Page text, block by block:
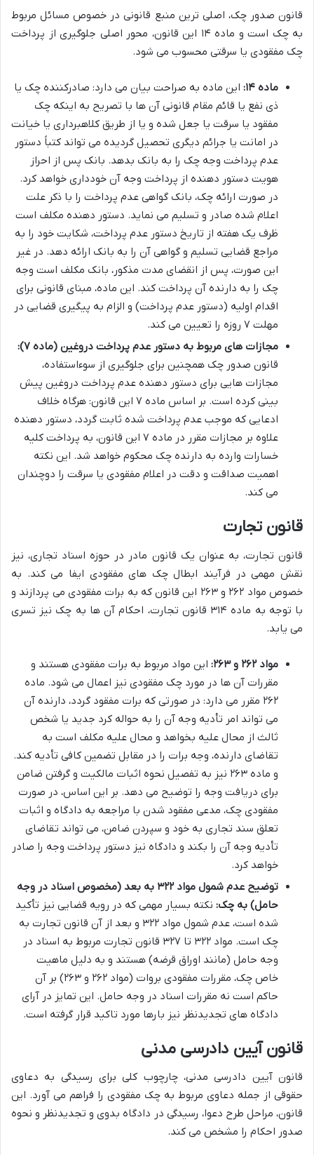
قانون صدور چک، اصلی ترین منبع قانونی در خصوص مسائل مربوط
به چک است و ماده ۱۴ این قانون، محور اصلی جلوگیری از پرداخت
چک مفقودی یا سرقتی محسوب می شود.
ماده ۱۴:
این ماده به صراحت بیان می دارد: صادرکننده چک یا
ذی نفع یا قائم مقام قانونی آن ها با تصریح به اینکه چک
مفقود یا سرقت یا جعل شده و یا از طریق کلاهبرداری یا خیانت
در امانت یا جرائم دیگری تحصیل گردیده می تواند کتباً دستور
عدم پرداخت وجه چک را به بانک بدهد. بانک پس از احراز
هویت دستور دهنده از پرداخت وجه آن خودداری خواهد کرد.
در صورت ارائه چک، بانک گواهی عدم پرداخت را با ذکر علت
اعلام شده صادر و تسلیم می نماید. دستور دهنده مکلف است
ظرف یک هفته از تاریخ دستور عدم پرداخت، شکایت خود را به
مراجع قضایی تسلیم و گواهی آن را به بانک ارائه دهد. در غیر
این صورت، پس از انقضای مدت مذکور، بانک مکلف است وجه
چک را به دارنده آن پرداخت کند. این ماده، مبنای قانونی برای
اقدام اولیه (دستور عدم پرداخت) و الزام به پیگیری قضایی در
مهلت ۷ روزه را تعیین می کند.
مجازات های مربوط به دستور عدم پرداخت دروغین (ماده ۷):
قانون صدور چک همچنین برای جلوگیری از سوءاستفاده،
مجازات هایی برای دستور دهنده عدم پرداخت دروغین پیش
بینی کرده است. بر اساس ماده ۷ این قانون: هرگاه خلاف
ادعایی که موجب عدم پرداخت شده ثابت گردد، دستور دهنده
علاوه بر مجازات مقرر در ماده ۷ این قانون، به پرداخت کلیه
خسارات وارده به دارنده چک محکوم خواهد شد. این نکته
اهمیت صداقت و دقت در اعلام مفقودی یا سرقت را دوچندان
می کند.
قانون تجارت
قانون تجارت، به عنوان یک قانون مادر در حوزه اسناد تجاری، نیز
نقش مهمی در فرآیند ابطال چک های مفقودی ایفا می کند. به
خصوص مواد ۲۶۲ و ۲۶۳ این قانون که به برات مفقودی می پردازند و
با توجه به ماده ۳۱۴ قانون تجارت، احکام آن ها به چک نیز تسری
می یابد.
مواد ۲۶۲ و ۲۶۳:
این مواد مربوط به برات مفقودی هستند و
مقررات آن ها در مورد چک مفقودی نیز اعمال می شود. ماده
۲۶۲ مقرر می دارد: در صورتی که برات مفقود گردد، دارنده آن
می تواند امر تأدیه وجه آن را به حواله کرد جدید یا شخص
ثالث از محال علیه بخواهد و محال علیه مکلف است به
تقاضای دارنده، وجه برات را در مقابل تضمین کافی تأدیه کند.
و ماده ۲۶۳ نیز به تفصیل نحوه اثبات مالکیت و گرفتن ضامن
برای دریافت وجه را توضیح می دهد. بر این اساس، در صورت
مفقودی چک، مدعی مفقود شدن با مراجعه به دادگاه و اثبات
تعلق سند تجاری به خود و سپردن ضامن، می تواند تقاضای
تأدیه وجه آن را بکند و دادگاه نیز دستور پرداخت وجه را صادر
خواهد کرد.
توضیح عدم شمول مواد ۳۲۲ به بعد (مخصوص اسناد در وجه
حامل) به چک: نکته بسیار مهمی که در رویه قضایی نیز تأکید
شده است، عدم شمول مواد ۳۲۲ و بعد از آن قانون تجارت به
چک است. مواد ۳۲۲ تا ۳۲۷ قانون تجارت مربوط به اسناد در
وجه حامل (مانند اوراق قرضه) هستند و به دلیل ماهیت
خاص چک، مقررات مفقودی بروات (مواد ۲۶۲ و ۲۶۳) بر آن
حاکم است نه مقررات اسناد در وجه حامل. این تمایز در آرای
دادگاه های تجدیدنظر نیز بارها مورد تاکید قرار گرفته است.
قانون آیین دادرسی مدنی
قانون آیین دادرسی مدنی، چارچوب کلی برای رسیدگی به دعاوی
حقوقی از جمله دعاوی مربوط به چک مفقودی را فراهم می آورد. این
قانون، مراحل طرح دعوا، رسیدگی در دادگاه بدوی و تجدیدنظر و نحوه
صدور احکام را مشخص می کند.